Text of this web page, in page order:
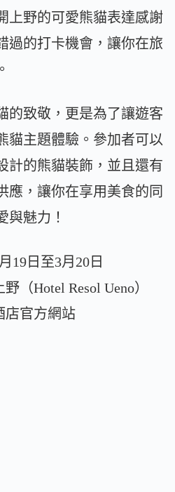
上野的可愛熊貓表達感謝
過的打卡機會，讓你在旅
的致敬，更是為了讓遊客
貓主題體驗。參加者可以
計的熊貓裝飾，並且還有
應，讓你在享用美食的同
與魅力！
19日至3月20日
（Hotel Resol Ueno）
店官方網站